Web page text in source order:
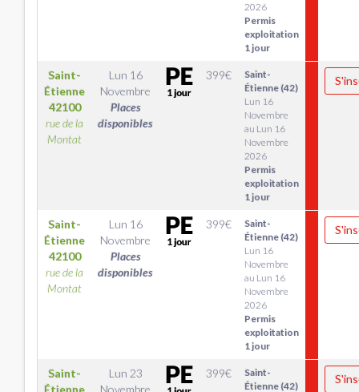
2026
Permis
exploitation
1 jour
Saint-
Étienne
42100
rue de la
Montat
Lun 16
Novembre
Places
disponibles
399€
Saint-
Étienne (42)
Lun 16
Novembre
au Lun 16
Novembre
2026
Permis
exploitation
1 jour
Saint-
Étienne
42100
rue de la
Montat
Lun 16
Novembre
Places
disponibles
399€
Saint-
Étienne (42)
Lun 16
Novembre
au Lun 16
Novembre
2026
Permis
exploitation
1 jour
Saint-
Étienne
Lun 23
Novembre
399€
Saint-
Étienne (42)